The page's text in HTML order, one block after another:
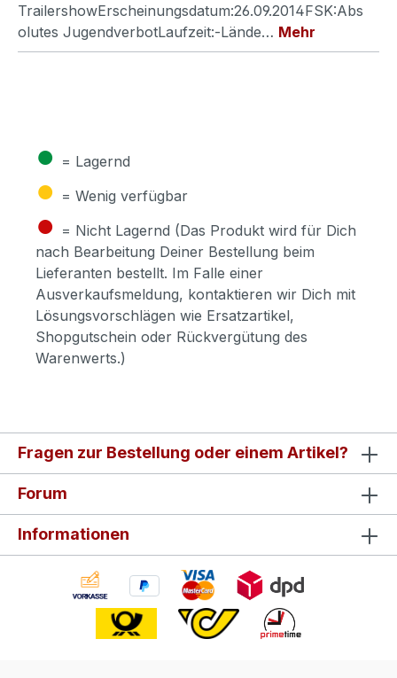
TrailershowErscheinungsdatum:26.09.2014FSK:Abs
olutes JugendverbotLaufzeit:-Lände… Mehr
● = Lagernd
● = Wenig verfügbar
● = Nicht Lagernd (Das Produkt wird für Dich
nach Bearbeitung Deiner Bestellung beim
Lieferanten bestellt. Im Falle einer
Ausverkaufsmeldung, kontaktieren wir Dich mit
Lösungsvorschlägen wie Ersatzartikel,
Shopgutschein oder Rückvergütung des
Warenwerts.)
Fragen zur Bestellung oder einem Artikel?
Forum
Informationen